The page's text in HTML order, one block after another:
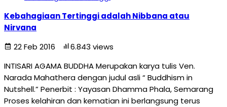
Kebahagiaan Tertinggi adalah Nibbana atau
Nirvana
22 Feb 2016
6.843 views
INTISARI AGAMA BUDDHA Merupakan karya tulis Ven.
Narada Mahathera dengan judul asli “ Buddhism in
Nutshell.” Penerbit : Yayasan Dhamma Phala, Semarang
Proses kelahiran dan kematian ini berlangsung terus